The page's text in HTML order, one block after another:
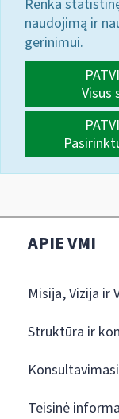
Renka
naudojimą ir
gerinimui.
Visus
APIE VMI
Misija, Vizija ir
Struktūra ir
Teisinė